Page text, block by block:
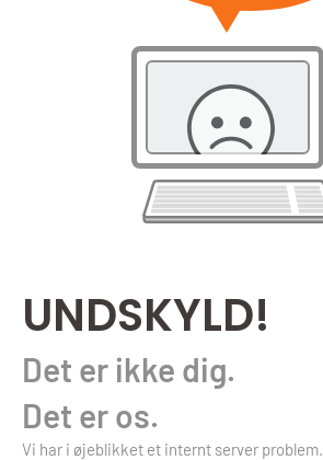
UNDSKYLD!
Det er ikke dig.
Det er os.
Vi har i øjeblikket et internt server problem.